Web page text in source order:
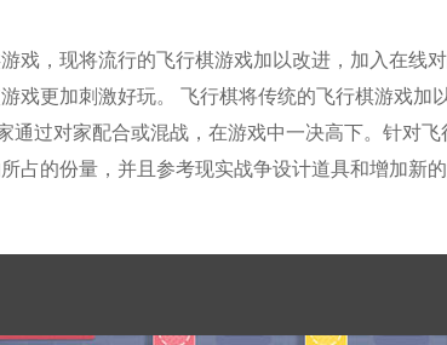
戏，现将流行的飞行棋游戏加以改进，加入在线
戏更加刺激好玩。 飞行棋将传统的飞行棋游戏加
通过对家配合或混战，在游戏中一决高下。针对
占的份量，并且参考现实战争设计道具和增加新